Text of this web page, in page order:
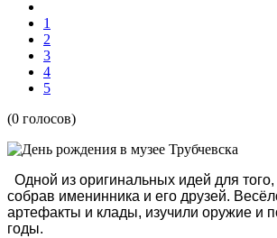
1
2
3
4
5
(0 голосов)
Одной из оригинальных идей для
собрав именинника и его друзей.
артефакты и клады, изучили оружие и
годы.